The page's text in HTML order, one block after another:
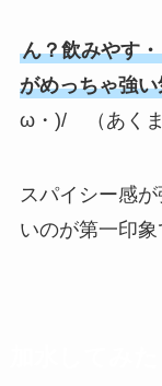
ん？飲みやす
がめっちゃ強
ω・)/ （あくま
スパイシー感
いのが第一印象